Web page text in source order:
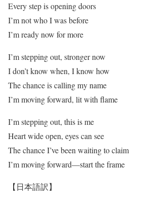
Every step is opening doors
I’m not who I was before
I’m ready now for more
I’m stepping out, stronger now
I don’t know when, I know how
The chance is calling my name
I’m moving forward, lit with flame
I’m stepping out, this is me
Heart wide open, eyes can see
The chance I’ve been waiting to claim
I’m moving forward—start the frame
【日本語訳】